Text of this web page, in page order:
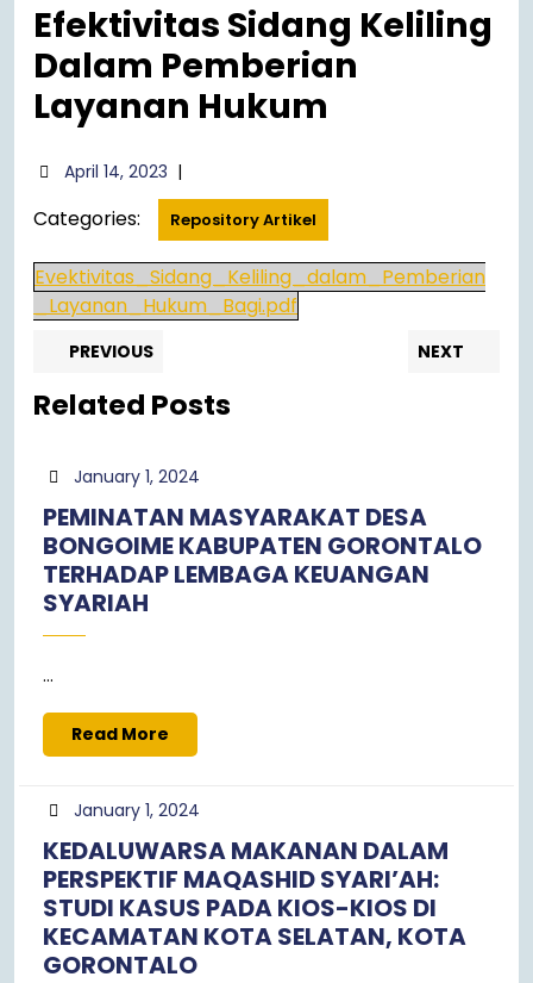
Efektivitas Sidang Keliling
Dalam Pemberian
Layanan Hukum
April 14, 2023April
14,
2023
|
Categories: Repository Artikel
Evektivitas_Sidang_Keliling_dalam_Pemberian
_Layanan_Hukum_Bagi.pdf
Post
navigation
PREVIOUS NEXT
Related Posts
January 1, 2024January
2024
PEMINATAN MASYARAKAT DESA
BONGOIME KABUPATEN GORONTALO
TERHADAP LEMBAGA KEUANGAN
SYARIAH
...
Read More
More
January 1, 2024January
2024
KEDALUWARSA MAKANAN DALAM
PERSPEKTIF MAQASHID SYARI’AH:
STUDI KASUS PADA KIOS-KIOS DI
KECAMATAN KOTA SELATAN, KOTA
GORONTALO